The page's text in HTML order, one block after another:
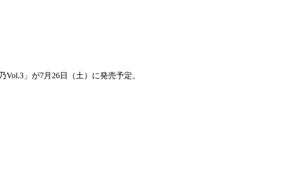
」が7月26日（土）に発売予定。